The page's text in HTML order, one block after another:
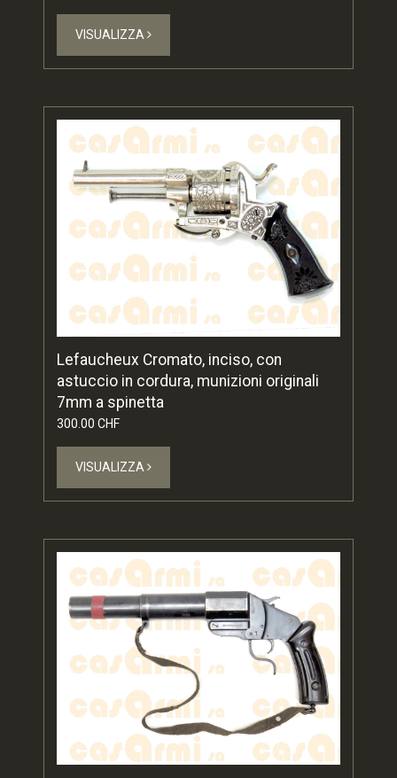
VISUALIZZA
Lefaucheux Cromato, inciso, con
astuccio in cordura, munizioni originali
7mm a spinetta
300.00 CHF
VISUALIZZA